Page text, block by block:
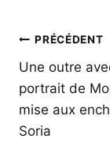
de
l’article
PRÉCÉDENT
Une outre
portrait de
mise aux
Soria